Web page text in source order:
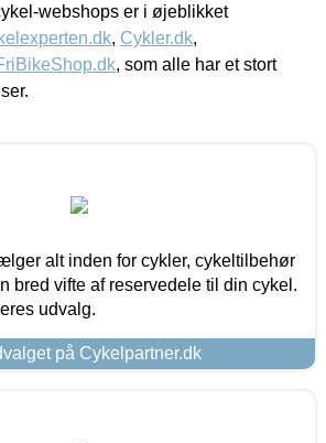
webshops er i øjeblikket
, Cykler.dk,
, som alle har et stort
alt inden for cykler, cykeltilbehør
bred vifte af reservedele til din cykel.
udvalg.
på Cykelpartner.dk